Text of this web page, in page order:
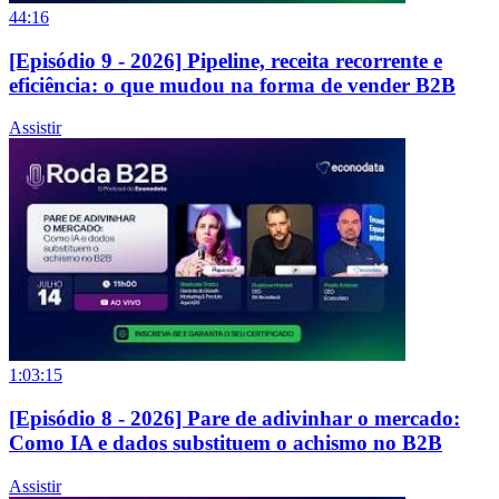
44:16
[Episódio 9 - 2026] Pipeline, receita recorrente e
eficiência: o que mudou na forma de vender B2B
Assistir
1:03:15
[Episódio 8 - 2026] Pare de adivinhar o mercado:
Como IA e dados substituem o achismo no B2B
Assistir